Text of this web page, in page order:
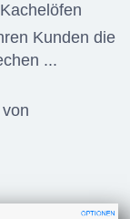
Kunden die
...